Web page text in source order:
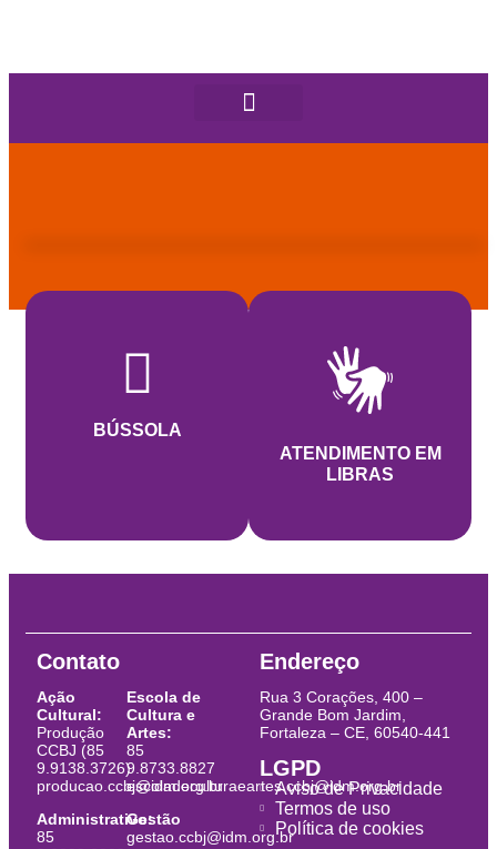
BÚSSOLA
ATENDIMENTO EM
LIBRAS
Contato
Ação
Cultural:
Produção
CCBJ (85
9.9138.3726)
producao.ccbj@idm.org.br
Administrativo:
85
Escola de
Cultura e
Artes:
85
9.8733.8827
escoladeculturaeartes.ccbj@idm.org.br
Gestão
gestao.ccbj@idm.org.br
Endereço
Rua 3 Corações, 400 –
Grande Bom Jardim,
Fortaleza – CE, 60540-441
LGPD
Aviso de Privacidade
Termos de uso
Política de cookies